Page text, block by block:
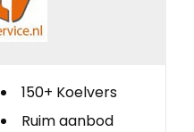
150+ Koelvers
Ruim aanbod